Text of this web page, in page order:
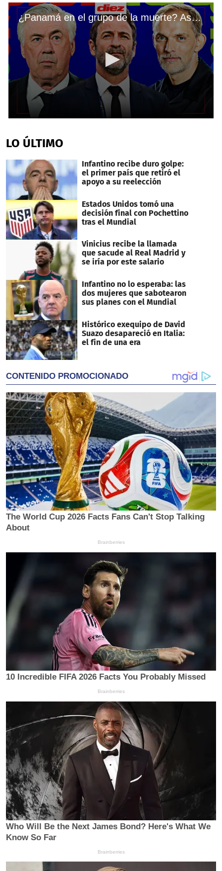
¿Panamá en el grupo de la muerte? Así quedaron los grupos del Mundial United 2026
of
17
59
seconds
LO ÚLTIMO
Infantino recibe duro golpe:
el primer país que retiró el
apoyo a su reelección
Estados Unidos tomó una
decisión final con Pochettino
tras el Mundial
Vinicius recibe la llamada
que sacude al Real Madrid y
se iría por este salario
Infantino no lo esperaba: las
dos mujeres que sabotearon
sus planes con el Mundial
Histórico exequipo de David
Suazo desapareció en Italia:
el fin de una era